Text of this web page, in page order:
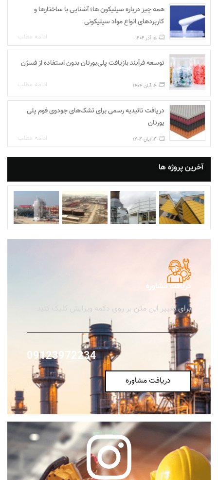
همه چیز درباره سیلیکون ها؛ آشنایی با ساختارها و
کاربردهای انواع مواد سیلیکونی
15 آذر 1404 ادامه مطلب
توسعه فرآیند بازیافت پلی‌یورتان بدون استفاده از فسژن
14 آبان 1404 ادامه مطلب
دریافت تائیدیه رسمی برای تشک‌های جودوی فوم پلی‌
یورتان
14 آبان 1404 ادامه مطلب
آخرین پروژه ها
دریافت مشاوره
برای تغییر این متن بر روی دکمه ویرایش کلیک کنید.
09123972234
دریافت مشاوره